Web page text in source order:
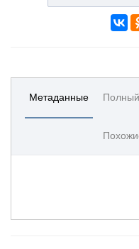
Метаданные Полный